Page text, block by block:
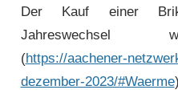
Der Kauf einer
Jahreswechsel
(https://aachener-
dezember-2023/#Waerme